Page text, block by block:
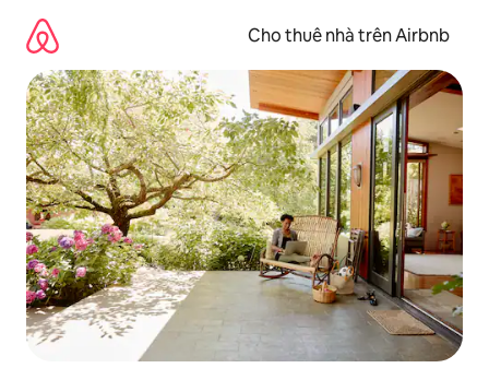
dung
Cho thuê nhà trên Airbnb